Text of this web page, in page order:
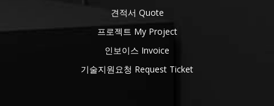
견적서 Quote
프로젝트 My Project
인보이스 Invoice
기술지원요청 Request Ticket